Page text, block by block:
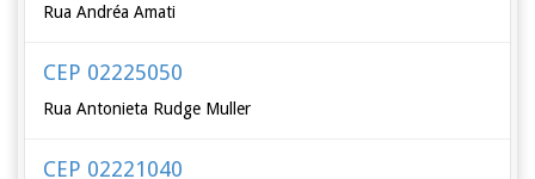
Rua Andréa Amati
CEP 02225050
Rua Antonieta Rudge Muller
CEP 02221040